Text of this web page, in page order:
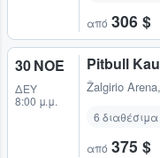
από 306 $
30 ΝΟΕ
ΔΕΥ
8:00 μ.μ.
Pitbull
Žalgirio Arena,
6 διαθέσιμα
από 375 $